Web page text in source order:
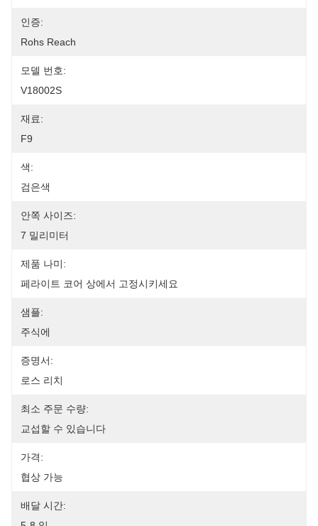
인증:
Rohs Reach
모델 번호:
V18002S
재료:
F9
색:
검은색
안쪽 사이즈:
7 밀리미터
제품 나미:
페라이트 코어 상에서 고정시키세요
샘플:
주식에
증명서:
로스 리치
최소 주문 수량:
교섭할 수 있습니다
가격:
협상 가능
배달 시간: